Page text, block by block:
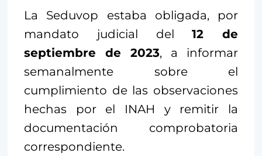
La Seduvop estaba obligada, por
mandato judicial del12 de
septiembre de 2023, a informar
semanalmente sobre el
cumplimiento de las observaciones
hechas por el INAH y remitir la
documentación comprobatoria
correspondiente.